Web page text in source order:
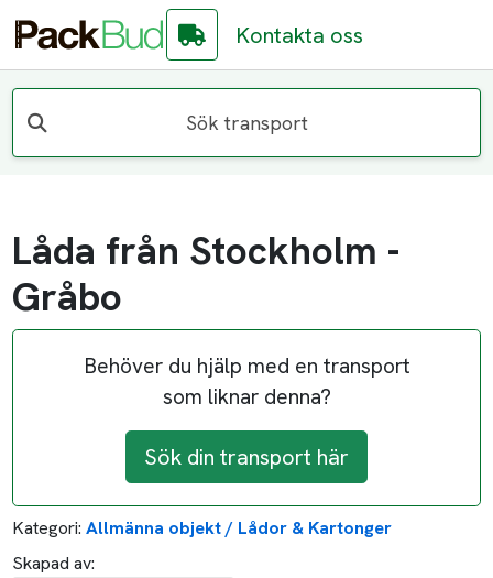
Kontakta oss
Sök transport
Låda från Stockholm -
Gråbo
Behöver du hjälp med en transport
som liknar denna?
Sök din transport här
Kategori: Allmänna objekt / Lådor & Kartonger
Skapad av: